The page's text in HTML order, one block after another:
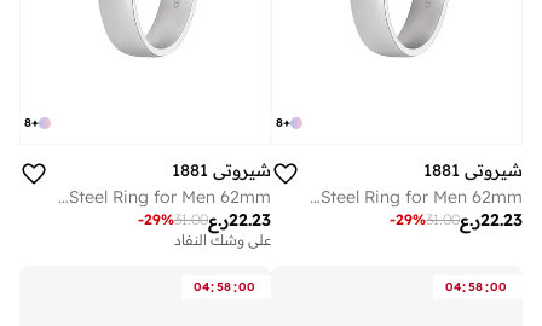
+
8
شيروتي 1881
Luigi Silver Gunmetal Stainless Steel Ring for Men 62mm
ر.ع22.23
31.00
-29%
+
8
شيروتي 1881
Luigi Silver Stainless Steel Ring for Men 62mm
ر.ع22.23
31.00
-29%
على وشك النفاد
04:58:00
04:58:00